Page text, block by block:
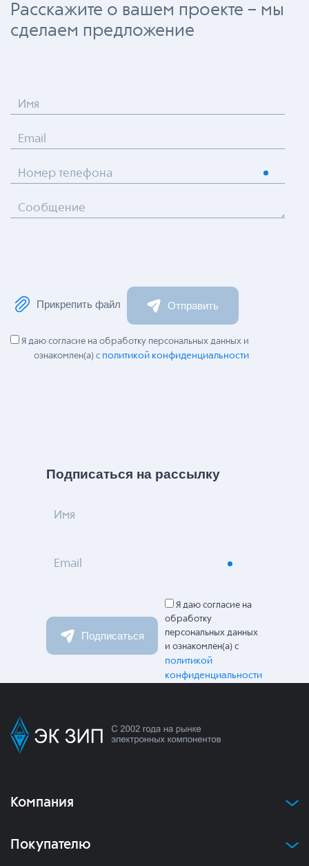
Расскажите о вашем проекте – мы
сделаем предложение
Имя
Email
Номер телефона
Сообщение
Прикрепить файл Отправить
Я даю согласие на обработку персональных данных и
ознакомлен(а) с политикой конфиденциальности
Подписаться на рассылку
Имя
Email
Подписаться
Я даю согласие на
обработку
персональных данных
и ознакомлен(а) с
политикой
конфиденциальности
Компания
Покупателю